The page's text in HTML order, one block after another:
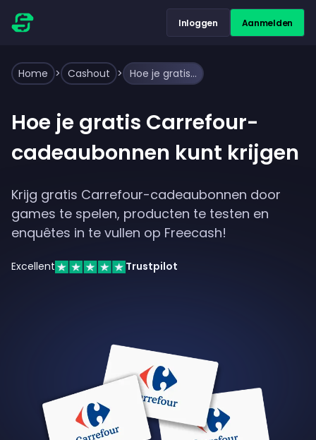
Inloggen Aanmelden
Home > Cashout > Hoe je gratis Carrefour-cadeaubonnen kunt krijgen
Hoe je gratis Carrefour-
cadeaubonnen kunt krijgen
Krijg gratis Carrefour-cadeaubonnen door
games te spelen, producten te testen en
enquêtes in te vullen op Freecash!
Excellent Trustpilot